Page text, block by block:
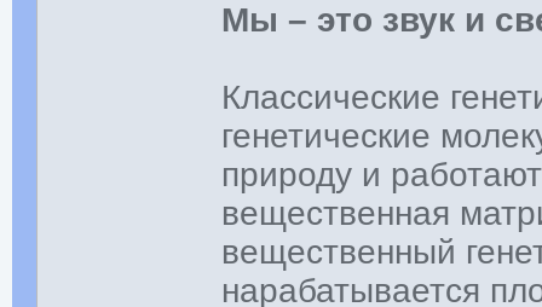
Мы – это звук и
Классические
генетические
природу и
вещественная
вещественный
нарабатывается